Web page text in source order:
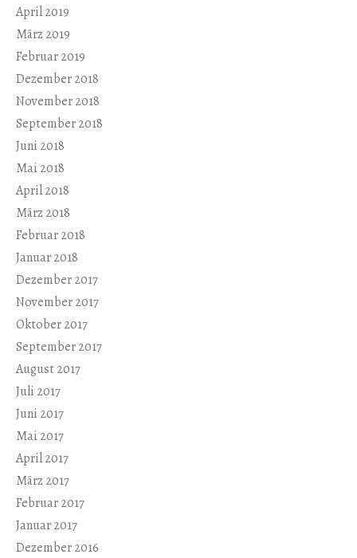
April 2019
März 2019
Februar 2019
Dezember 2018
November 2018
September 2018
Juni 2018
Mai 2018
April 2018
März 2018
Februar 2018
Januar 2018
Dezember 2017
November 2017
Oktober 2017
September 2017
August 2017
Juli 2017
Juni 2017
Mai 2017
April 2017
März 2017
Februar 2017
Januar 2017
Dezember 2016